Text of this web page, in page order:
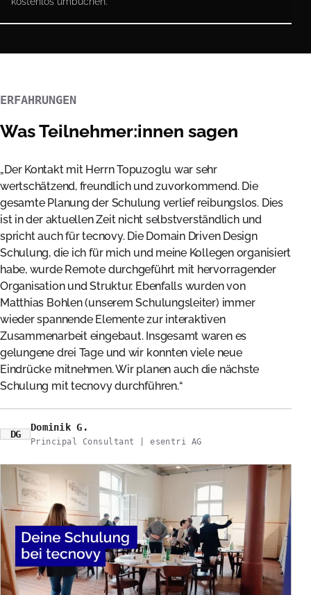
ERFAHRUNGEN
Was Teilnehmer:innen sagen
Der Kontakt mit Herrn Topuzoglu war sehr
wertschätzend, freundlich und zuvorkommend. Die
gesamte Planung der Schulung verlief reibungslos. Dies
ist in der aktuellen Zeit nicht selbstverständlich und
spricht auch für tecnovy. Die Domain Driven Design
Schulung, die ich für mich und meine Kollegen organisiert
habe, wurde Remote durchgeführt mit hervorragender
Organisation und Struktur. Ebenfalls wurden von
Matthias Bohlen (unserem Schulungsleiter) immer
wieder spannende Elemente zur interaktiven
Zusammenarbeit eingebaut. Insgesamt waren es
gelungene drei Tage und wir konnten viele neue
Eindrücke mitnehmen. Wir planen auch die nächste
Schulung mit tecnovy durchführen.
DG
Dominik G.
Principal Consultant | esentri AG